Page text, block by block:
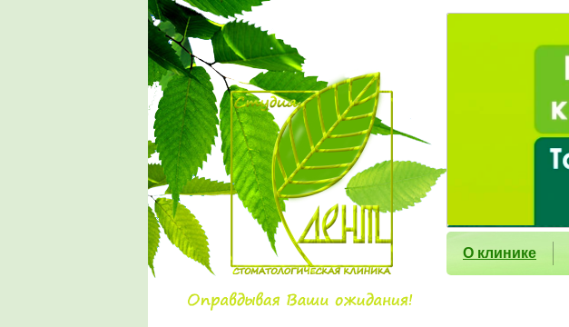
О клинике